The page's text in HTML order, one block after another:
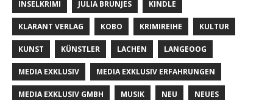
INSELKRIMI JULIA BRUNJES KINDLE
KLARANT VERLAG KOBO KRIMIREIHE KULTUR
KUNST KÜNSTLER LACHEN LANGEOOG
MEDIA EXKLUSIV MEDIA EXKLUSIV ERFAHRUNGEN
MEDIA EXKLUSIV GMBH MUSIK NEU NEUES